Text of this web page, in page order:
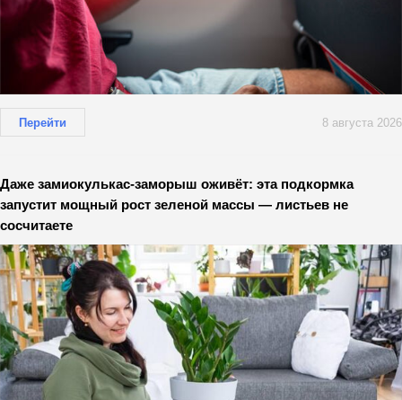
Перейти 8 августа 2026
Даже замиокулькас-заморыш оживёт: эта подкормка
запустит мощный рост зеленой массы — листьев не
сосчитаете